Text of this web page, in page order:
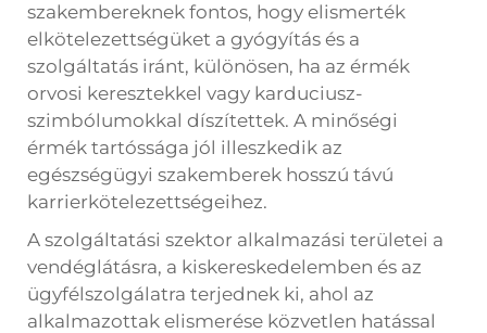
szakembereknek fontos, hogy elismerték
elkötelezettségüket a gyógyítás és a
szolgáltatás iránt, különösen, ha az érmék
orvosi keresztekkel vagy karduciusz-
szimbólumokkal díszítettek. A minőségi
érmék tartóssága jól illeszkedik az
egészségügyi szakemberek hosszú távú
karrierkötelezettségeihez.
A szolgáltatási szektor alkalmazási területei a
vendéglátásra, a kiskereskedelemben és az
ügyfélszolgálatra terjednek ki, ahol az
alkalmazottak elismerése közvetlen hatással